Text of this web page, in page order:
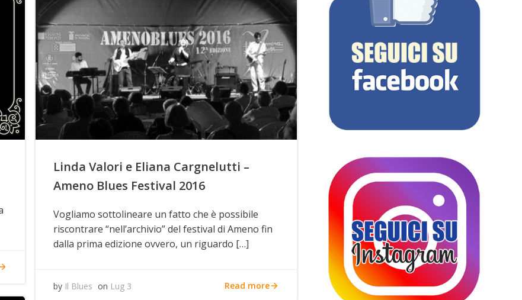
Linda Valori e Eliana Cargnelutti –
Ameno Blues Festival 2016
Vogliamo sottolineare un fatto che è possibile
riscontrare “nell’archivio” del festival di Ameno fin
dalla prima edizione ovvero, un riguardo […]
by Il Blues on Lug 3 Read more